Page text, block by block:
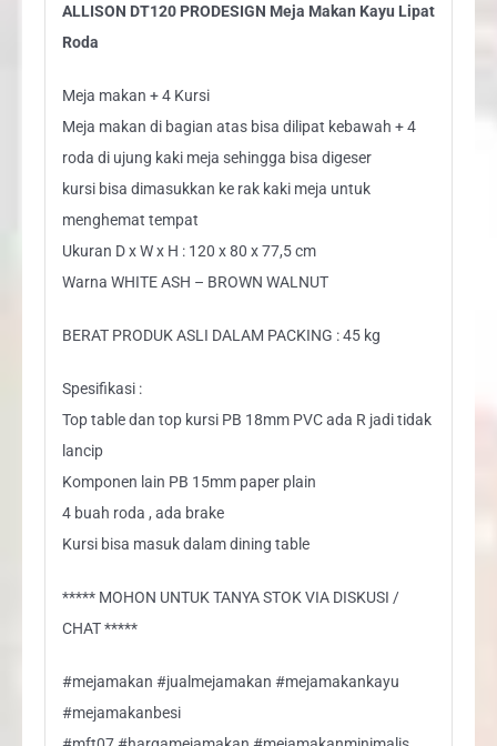
ALLISON DT120 PRODESIGN Meja Makan Kayu Lipat
Roda
Meja makan + 4 Kursi
Meja makan di bagian atas bisa dilipat kebawah + 4
roda di ujung kaki meja sehingga bisa digeser
kursi bisa dimasukkan ke rak kaki meja untuk
menghemat tempat
Ukuran D x W x H : 120 x 80 x 77,5 cm
Warna WHITE ASH – BROWN WALNUT
BERAT PRODUK ASLI DALAM PACKING : 45 kg
Spesifikasi :
Top table dan top kursi PB 18mm PVC ada R jadi tidak
lancip
Komponen lain PB 15mm paper plain
4 buah roda , ada brake
Kursi bisa masuk dalam dining table
***** MOHON UNTUK TANYA STOK VIA DISKUSI /
CHAT *****
#mejamakan #jualmejamakan #mejamakankayu
#mejamakanbesi